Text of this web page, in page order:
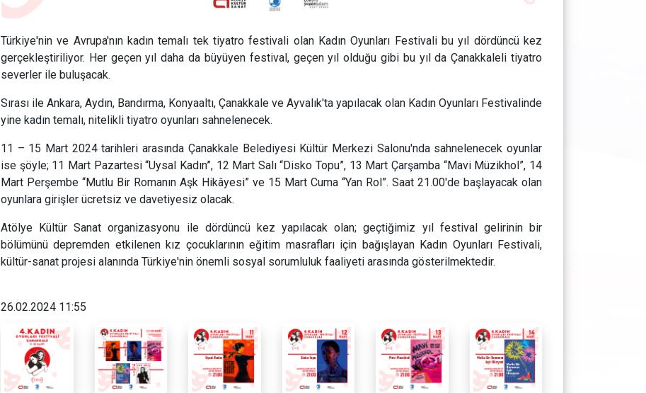
Türkiye'nin ve Avrupa'nın kadın temalı tek tiyatro festivali olan Kadın Oyunları Festivali bu yıl dördüncü kez
gerçekleştiriliyor. Her geçen yıl daha da büyüyen festival, geçen yıl olduğu gibi bu yıl da Çanakkaleli tiyatro
severler ile buluşacak.
Sırası ile Ankara, Aydın, Bandırma, Konyaaltı, Çanakkale ve Ayvalık'ta yapılacak olan Kadın Oyunları Festivalinde
yine kadın temalı, nitelikli tiyatro oyunları sahnelenecek.
11 – 15 Mart 2024 tarihleri arasında Çanakkale Belediyesi Kültür Merkezi Salonu'nda sahnelenecek oyunlar
ise şöyle; 11 Mart Pazartesi “Uysal Kadın”, 12 Mart Salı “Disko Topu”, 13 Mart Çarşamba “Mavi Müzikhol”, 14
Mart Perşembe “Mutlu Bir Romanın Aşk Hikâyesi” ve 15 Mart Cuma “Yan Rol”. Saat 21.00'de başlayacak olan
oyunlara girişler ücretsiz ve davetiyesiz olacak.
Atölye Kültür Sanat organizasyonu ile dördüncü kez yapılacak olan; geçtiğimiz yıl festival gelirinin bir
bölümünü depremden etkilenen kız çocuklarının eğitim masrafları için bağışlayan Kadın Oyunları Festivali,
kültür-sanat projesi alanında Türkiye'nin önemli sosyal sorumluluk faaliyeti arasında gösterilmektedir.
26.02.2024 11:55